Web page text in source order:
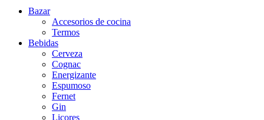
Bazar
Accesorios de cocina
Termos
Bebidas
Cerveza
Cognac
Energizante
Espumoso
Fernet
Gin
Licores